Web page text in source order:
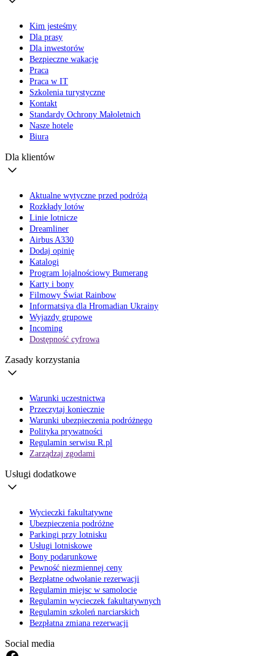
Kim jesteśmy
Dla prasy
Dla inwestorów
Bezpieczne wakacje
Praca
Praca w IT
Szkolenia turystyczne
Kontakt
Standardy Ochrony Małoletnich
Nasze hotele
Biura
Dla klientów
Aktualne wytyczne przed podróżą
Rozkłady lotów
Linie lotnicze
Dreamliner
Airbus A330
Dodaj opinię
Katalogi
Program lojalnościowy Bumerang
Karty i bony
Filmowy Świat Rainbow
Informatsiya dla Hromadian Ukrainy
Wyjazdy grupowe
Incoming
Dostępność cyfrowa
Zasady korzystania
Warunki uczestnictwa
Przeczytaj koniecznie
Warunki ubezpieczenia podróżnego
Polityka prywatności
Regulamin serwisu R.pl
Zarządzaj zgodami
Usługi dodatkowe
Wycieczki fakultatywne
Ubezpieczenia podróżne
Parkingi przy lotnisku
Usługi lotniskowe
Bony podarunkowe
Pewność niezmiennej ceny
Bezpłatne odwołanie rezerwacji
Regulamin miejsc w samolocie
Regulamin wycieczek fakultatywnych
Regulamin szkoleń narciarskich
Bezpłatna zmiana rezerwacji
Social media